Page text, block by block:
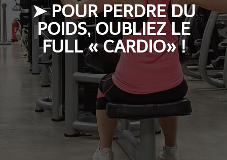
➤ POUR PERDRE DU
POIDS, OUBLIEZ LE
FULL « CARDIO» !